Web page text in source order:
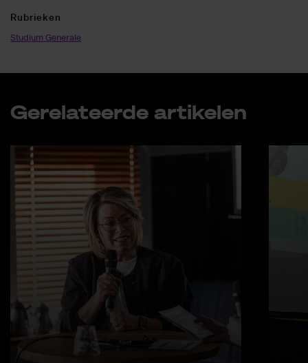
Ru­brie­ken
Studium Generale
Ge­re­la­teer­de ar­ti­ke­len